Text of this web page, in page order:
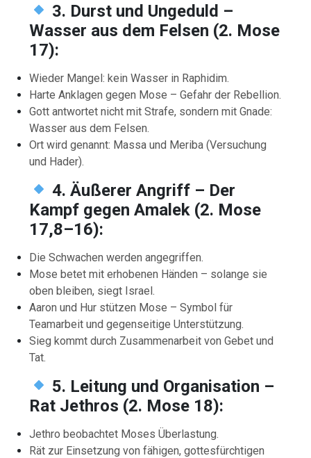
3. Durst und Ungeduld –
Wasser aus dem Felsen (2. Mose
17):
Wieder Mangel: kein Wasser in Raphidim.
Harte Anklagen gegen Mose – Gefahr der Rebellion.
Gott antwortet nicht mit Strafe, sondern mit Gnade:
Wasser aus dem Felsen.
Ort wird genannt: Massa und Meriba (Versuchung
und Hader).
4. Äußerer Angriff – Der
Kampf gegen Amalek (2. Mose
17,8–16):
Die Schwachen werden angegriffen.
Mose betet mit erhobenen Händen – solange sie
oben bleiben, siegt Israel.
Aaron und Hur stützen Mose – Symbol für
Teamarbeit und gegenseitige Unterstützung.
Sieg kommt durch Zusammenarbeit von Gebet und
Tat.
5. Leitung und Organisation –
Rat Jethros (2. Mose 18):
Jethro beobachtet Moses Überlastung.
Rät zur Einsetzung von fähigen, gottesfürchtigen